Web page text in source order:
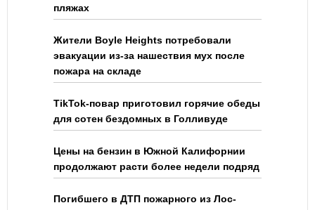
пляжах
Жители Boyle Heights потребовали
эвакуации из-за нашествия мух после
пожара на складе
TikTok-повар приготовил горячие обеды
для сотен бездомных в Голливуде
Цены на бензин в Южной Калифорнии
продолжают расти более недели подряд
Погибшего в ДТП пожарного из Лос-